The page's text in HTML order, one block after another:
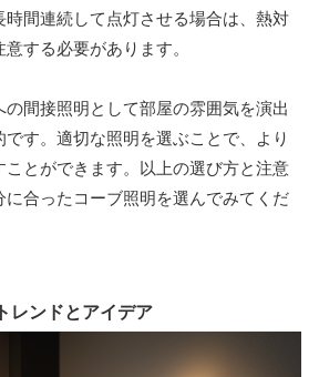
時間連続して点灯させる場合は、熱対
する必要があります。
の間接照明として部屋の雰囲気を演出
す。適切な照明を選ぶことで、より
とができます。以上の選び方と注意
に合ったコーブ照明を選んでみてくだ
レンドとアイデア